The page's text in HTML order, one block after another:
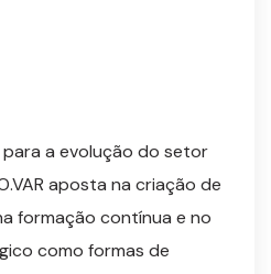
a evolução do setor
aposta na criação de
formação contínua e no
como formas de